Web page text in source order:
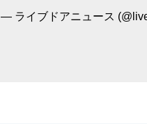
— ライブドアニュース